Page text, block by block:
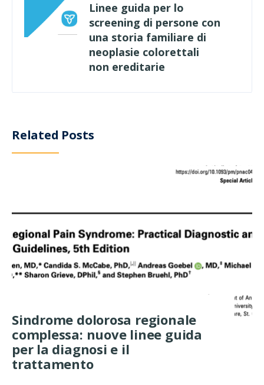
Linee guida per lo
screening di persone con
una storia familiare di
neoplasie colorettali
non ereditarie
Related Posts
Sindrome dolorosa regionale
complessa: nuove linee guida
per la diagnosi e il
trattamento